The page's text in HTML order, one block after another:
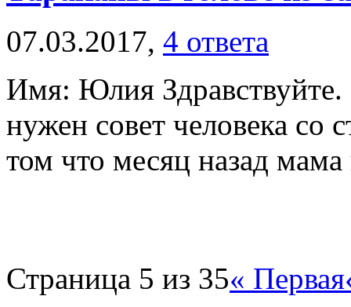
07.03.2017, 4 ответа
Имя: Юлия
нужен совет человека со
том что месяц назад
Страница 5 из 35« Первая